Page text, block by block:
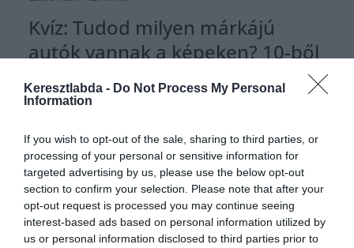
Keresztlabda - Do Not Process My Personal
Information
If you wish to opt-out of the sale, sharing to third parties, or
processing of your personal or sensitive information for
targeted advertising by us, please use the below opt-out
section to confirm your selection. Please note that after your
opt-out request is processed you may continue seeing
interest-based ads based on personal information utilized by
us or personal information disclosed to third parties prior to
Kvíz: Tudod milyen márkájú
autók vannak a képeken? 10-ből
[onionbuzz quizid=445][/onionbuzz] Ha érdekelnek további
csatlakozhatsz Facebook csoportunkhoz is. Mielőtt lelépsz ne
felejtsd el megosztani barátaiddal az eredményedet. Van saját
Read More